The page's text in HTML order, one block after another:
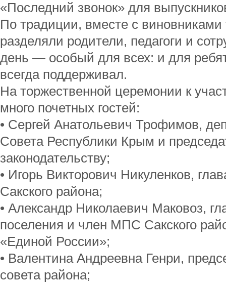
«Последний звонок» для
По традиции, вместе с виновниками
разделяли родители, педагоги и
день — особый для всех: и для
всегда поддерживал.
На торжественной церемонии к
много почетных гостей:
• Сергей Анатольевич Трофимов,
Совета Республики Крым и
законодательству;
• Игорь Викторович Никуленков,
Сакского района;
• Александр Николаевич Маковоз,
поселения и член МПС Сакского
«Единой России»;
• Валентина Андреевна Генри,
совета района;